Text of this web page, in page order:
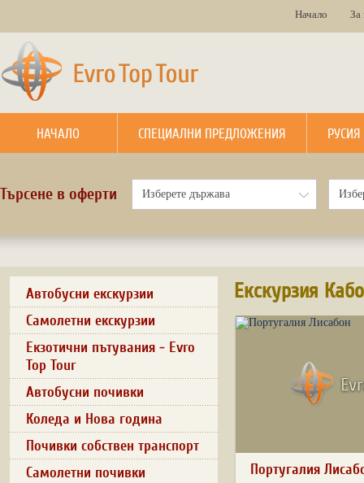
Начало За
НАЧАЛО СПЕЦИАЛНИ ПРЕДЛОЖЕНИЯ РУСИЯ
Търсене в оферти
Автобусни екскурзии
Самолетни екскурзии
Екзотични пътувания - Evro
Top Tour
Автобусни почивки
Коледа и Нова година
Почивки собствен транспорт
Самолетни почивки
Екскурзия
Португалия